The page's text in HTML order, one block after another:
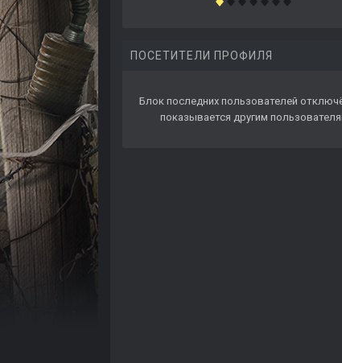
ПОСЕТИТЕЛИ ПРОФИЛЯ
Блок последних пользователей
показывается другим